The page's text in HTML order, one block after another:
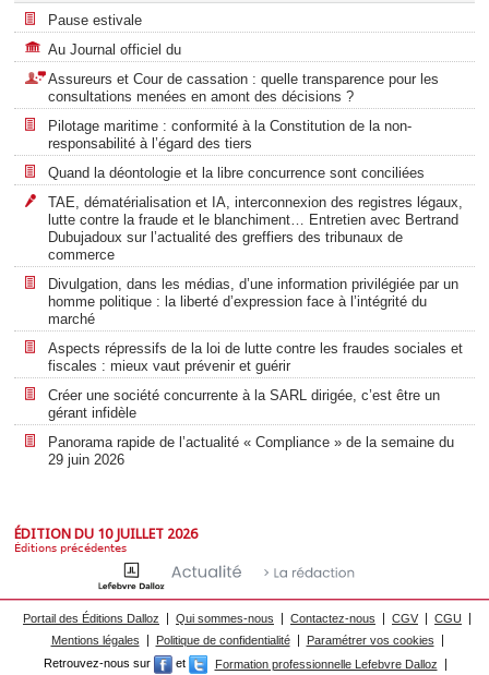
Pause estivale
Au Journal officiel du
Assureurs et Cour de cassation : quelle transparence pour les
consultations menées en amont des décisions ?
Pilotage maritime : conformité à la Constitution de la non-
responsabilité à l’égard des tiers
Quand la déontologie et la libre concurrence sont conciliées
TAE, dématérialisation et IA, interconnexion des registres légaux,
lutte contre la fraude et le blanchiment… Entretien avec Bertrand
Dubujadoux sur l’actualité des greffiers des tribunaux de
commerce
Divulgation, dans les médias, d’une information privilégiée par un
homme politique : la liberté d’expression face à l’intégrité du
marché
Aspects répressifs de la loi de lutte contre les fraudes sociales et
fiscales : mieux vaut prévenir et guérir
Créer une société concurrente à la SARL dirigée, c’est être un
gérant infidèle
Panorama rapide de l’actualité « Compliance » de la semaine du
29 juin 2026
ÉDITION DU 10 JUILLET 2026
Éditions précédentes
Portail des Éditions Dalloz Qui sommes-nous Contactez-nous CGV
CGU
Mentions légales
Politique de confidentialité
Paramétrer vos cookies
Retrouvez-nous sur
et Formation professionnelle Lefebvre Dalloz